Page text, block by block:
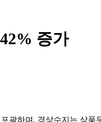
증가
괄하며, 경상수지는 상품